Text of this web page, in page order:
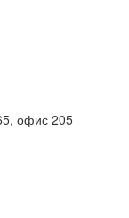
офис 205